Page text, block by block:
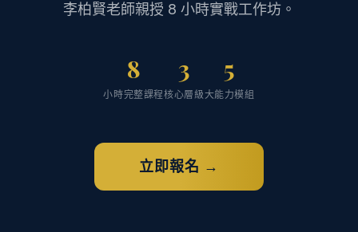
李柏賢老師親授 8 小時實戰工作坊。
8
小時完整課程
3
核心層級
5
大能力模組
立即報名 →